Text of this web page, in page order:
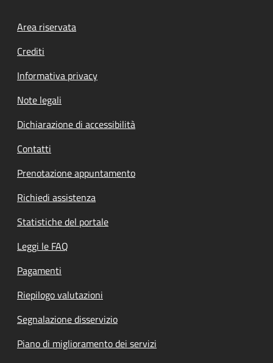
Footer menu
Area riservata
Crediti
Informativa privacy
Note legali
Dichiarazione di accessibilità
Contatti
Prenotazione appuntamento
Richiedi assistenza
Statistiche del portale
Leggi le FAQ
Pagamenti
Riepilogo valutazioni
Segnalazione disservizio
Piano di miglioramento dei servizi